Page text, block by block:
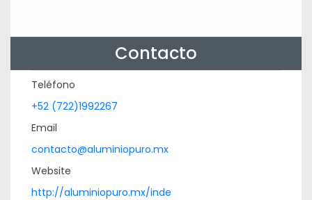
Contacto
Teléfono
+52 (722)1992267
Email
contacto@aluminiopuro.mx
Website
http://aluminiopuro.mx/inde